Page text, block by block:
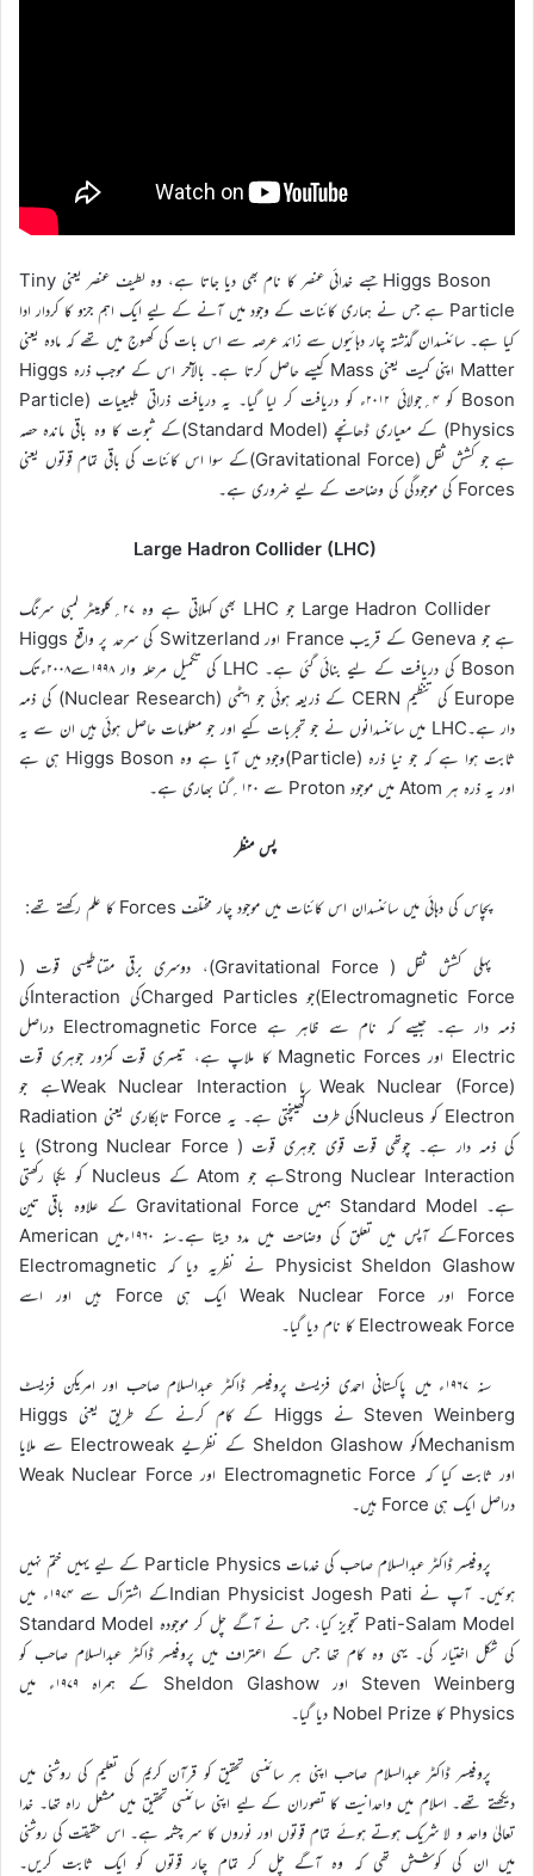
Higgs Boson جسے خدائی عنصر کا نام بھی دیا جاتا ہے، وہ لطیف عنصر یعنی Tiny
Particle ہے جس نے ہماری کائنات کے وجود میں آنے کے لیے ایک اہم جزو کا کردار ادا
کیا ہے۔ سائنسدان گذشتہ چار دہائیوں سے زائد عرصہ سے اس بات کی کھوج میں تھے کہ مادہ یعنی
Matter اپنی کمیت یعنی Mass کیسے حاصل کرتا ہے۔ بالآخر اس کے موجب ذرہ Higgs
Boson کو ۴؍جولائی ۲۰۱۲ء کو دریافت کر لیا گیا۔ یہ دریافت ذراتی طبیعیات (Particle
Physics) کے معیاری ڈھانچے (Standard Model)کے ثبوت کا وہ باقی ماندہ حصہ
ہے جو کشش ثقل (Gravitational Force)کے سوا اس کائنات کی باقی تمام قوتوں یعنی
Forces کی موجودگی کی وضاحت کے لیے ضروری ہے۔
Large Hadron Collider (LHC)
Large Hadron Collider جو LHC بھی کہلاتی ہے وہ ۲۷؍کلومیٹر لمبی سرنگ
ہے جو Geneva کے قریب France اور Switzerland کی سرحد پر واقع Higgs
Boson کی دریافت کے لیے بنائی گئی ہے۔ LHC کی تکمیل مرحلہ وار ۱۹۹۸سے۲۰۰۸ءتک
Europe کی تنظیم CERN کے ذریعہ ہوئی جو ایٹمی (Nuclear Research) کی ذمہ
دار ہے۔LHC میں سائنسدانوں نے جو تجربات کیے اور جو معلومات حاصل ہوئی ہیں ان سے یہ
ثابت ہوا ہے کہ جو نیا ذرہ (Particle)وجود میں آیا ہے وہ Higgs Boson ہی ہے
اور یہ ذرہ ہر Atom میں موجود Proton سے ۱۲۰؍گنا بھاری ہے۔
پس منظر
پچاس کی دہائی میں سائنسدان اس کائنات میں موجود چار مختلف Forces کا علم رکھتے تھے:
پہلی کشش ثقل ( Gravitational Force)، دوسری برقی مقناطیسی قوت (
Electromagnetic Force)جو Charged Particlesکی Interactionکی
ذمہ دار ہے۔ جیسے کہ نام سے ظاہر ہے Electromagnetic Force دراصل
Electric اور Magnetic Forces کا ملاپ ہے، تیسری قوت کمزور جوہری قوت
(Weak Nuclear (Force یا Weak Nuclear Interactionہے جو
Electron کو Nucleusکی طرف کھینچتی ہے۔ یہ Force تابکاری یعنی Radiation
کی ذمہ دار ہے۔ چوتھی قوت قوی جوہری قوت ( Strong Nuclear Force) یا
Strong Nuclear Interactionہے جو Atom کے Nucleus کو یکجا رکھتی
ہے۔ Standard Model ہمیں Gravitational Force کے علاوہ باقی تین
Forcesکے آپس میں تعلق کی وضاحت میں مدد دیتا ہے۔سنہ ۱۹۶۰ءمیں American
Physicist Sheldon Glashow نے نظریہ دیا کہ Electromagnetic
Force اور Weak Nuclear Force ایک ہی Force ہیں اور اسے
Electroweak Force کا نام دیا گیا۔
سنہ ۱۹۶۷ء میں پاکستانی احمدی فزیسٹ پروفیسر ڈاکٹر عبدالسلام صاحب اور امریکن فزیسٹ
Steven Weinberg نے Higgs کے کام کرنے کے طریق یعنی Higgs
Mechanismکو Sheldon Glashow کے نظریے Electroweak سے ملایا
اور ثابت کیا کہ Electromagnetic Force اور Weak Nuclear Force
دراصل ایک ہی Force ہیں۔
پروفیسر ڈاکٹر عبدالسلام صاحب کی خدمات Particle Physics کے لیے یہیں ختم نہیں
ہوئیں۔ آپ نے Indian Physicist Jogesh Patiکے اشتراک سے ۱۹۷۴ء میں
Pati-Salam Model تجویز کیا، جس نے آگے چل کر موجودہ Standard Model
کی شکل اختیار کی۔ یہی وہ کام تھا جس کے اعتراف میں پروفیسر ڈاکٹر عبدالسلام صاحب کو
Steven Weinberg اور Sheldon Glashow کے ہمراہ ۱۹۷۹ء میں
Physics کا Nobel Prize دیا گیا۔
پروفیسر ڈاکٹر عبدالسلام صاحب اپنی ہر سائنسی تحقیق کو قرآن کریم کی تعلیم کی روشنی میں
دیکھتے تھے۔ اسلام میں واحدانیت کا تصوران کے لیے اپنی سائنسی تحقیق میں مشعل راہ تھا۔ خدا
تعالیٰ واحد و لا شریک ہوتے ہوئے تمام قوتوں اور نوروں کا سر چشمہ ہے۔ اس حقیقت کی روشنی
میں ان کی کوشش تھی کہ وہ آگے چل کر تمام چار قوتوں کو ایک ثابت کریں۔